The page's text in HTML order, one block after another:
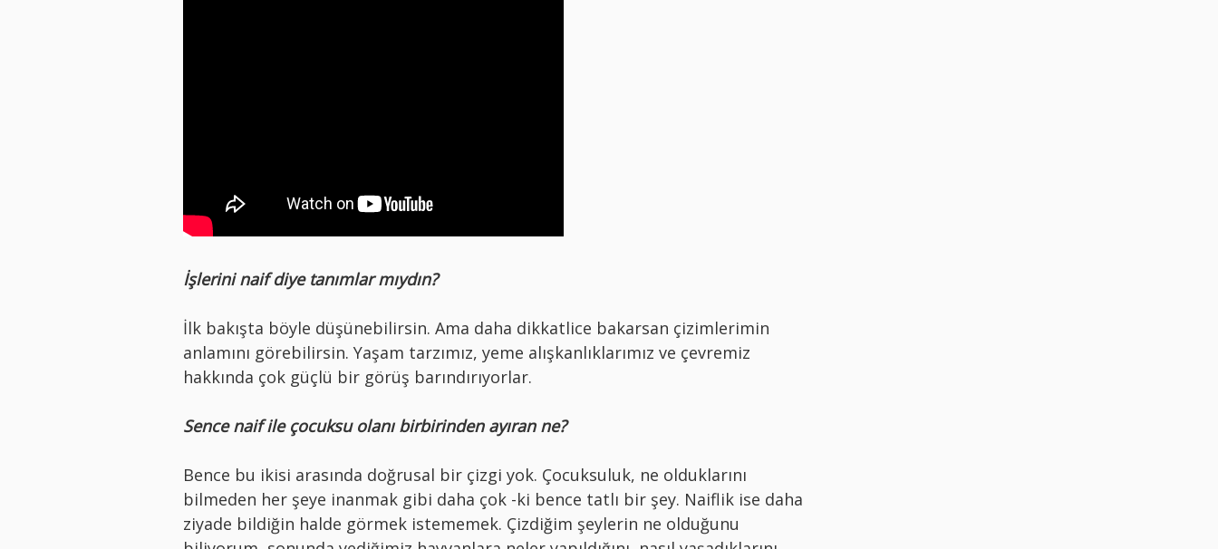
İşlerini naif diye tanımlar mıydın?
İlk bakışta böyle düşünebilirsin. Ama daha dikkatlice bakarsan çizimlerimin
anlamını görebilirsin. Yaşam tarzımız, yeme alışkanlıklarımız ve çevremiz
hakkında çok güçlü bir görüş barındırıyorlar.
Sence naif ile çocuksu olanı birbirinden ayıran ne?
Bence bu ikisi arasında doğrusal bir çizgi yok. Çocuksuluk, ne olduklarını
bilmeden her şeye inanmak gibi daha çok -ki bence tatlı bir şey. Naiflik ise daha
ziyade bildiğin halde görmek istememek. Çizdiğim şeylerin ne olduğunu